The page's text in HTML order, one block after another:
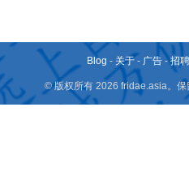
Blog - 关于 - 广告 -招
© 版权所有 2026 fridae.asia。